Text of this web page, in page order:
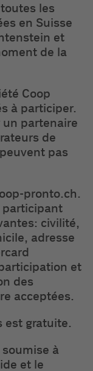
les
en Suisse
et
de la
Coop
à participer.
un partenaire
de
pas
pronto.ch.
participant
civilité,
adresse
et
des
acceptées.
est gratuite.
à
et le